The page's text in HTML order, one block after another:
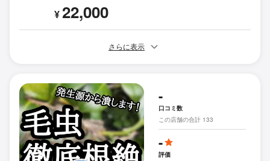
¥22,000
さらに表示
-
口コミ数
この店舗の合計 133
-
評価